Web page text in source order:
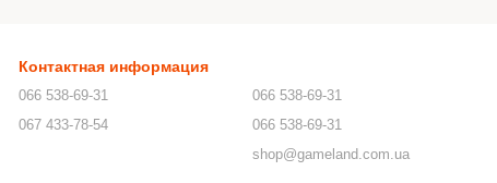
Контактная информация
066 538-69-31
067 433-78-54
066 538-69-31
066 538-69-31
shop@gameland.com.ua